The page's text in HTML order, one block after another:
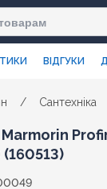
ВІДГУКИ
/ Сантехніка